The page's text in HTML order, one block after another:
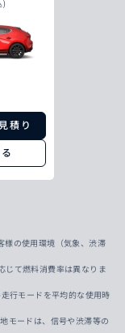
)
積り
様の使用環境（気象、渋滞
じて燃料消費率は異なりま
行モードを平均的な使用時
モードは、信号や渋滞等の